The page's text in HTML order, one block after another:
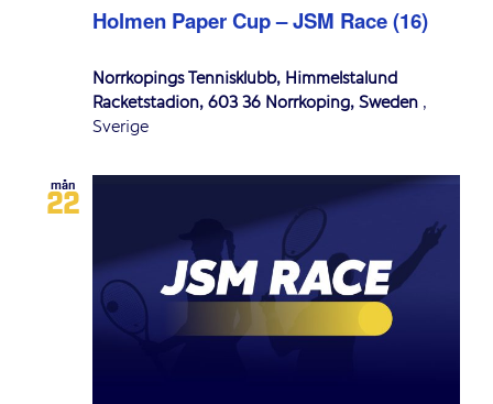
Holmen Paper Cup – JSM Race (16)
Norrköpings Tennisklubb, Himmelstalund
Racketstadion, 603 36 Norrköping, Sweden ,
Sverige
mån
22